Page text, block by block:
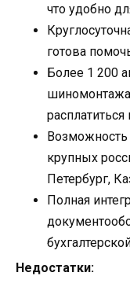
что удобно
готова
Более 1 200
расплатиться
Возможность
крупных
Петербург,
Полная
Недостатки: